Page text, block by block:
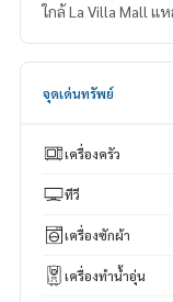
ใกล้ La Villa Mall แ
จุดเด่นทรัพย์
เครื่องครัว
ทีวี
เครื่องซักผ้า
เครื่องทำน้ำอุ่น